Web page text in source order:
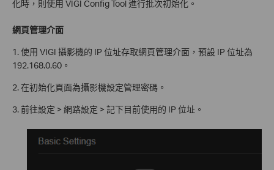
化時，則使用 VIGI Config Tool 進行批次初始化。
網頁管理介面
1. 使用 VIGI 攝影機的 IP 位址存取網頁管理介面，預設 IP 位址為
192.168.0.60。
2. 在初始化頁面為攝影機設定管理密碼。
3. 前往設定 > 網路設定 > 記下目前使用的 IP 位址。